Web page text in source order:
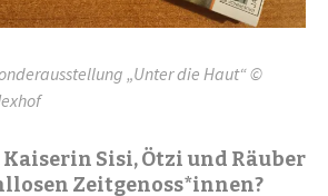
„Unter die Haut“ ©
Sisi, Ötzi und Räuber
Zeitgenoss*innen?